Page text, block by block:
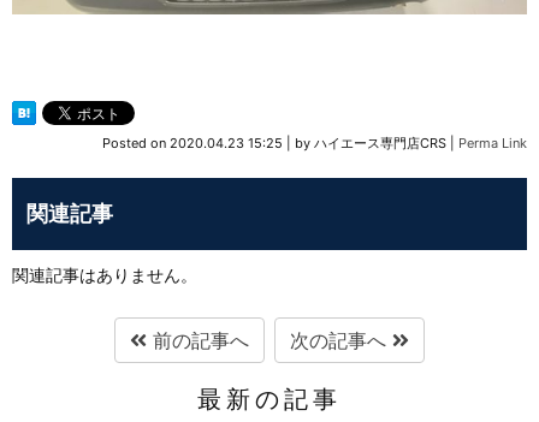
Posted on 2020.04.23 15:25 by ハイエース専門店CRS Perma Link
関連記事
関連記事はありません。
前の記事へ 次の記事へ
最新の記事